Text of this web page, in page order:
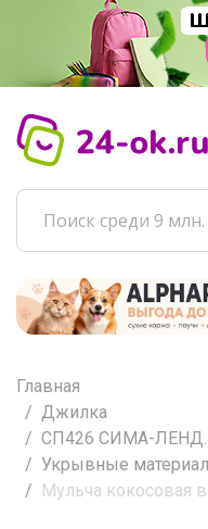
Главная
Джилка
СП426 СИМА-ЛЕНД.
Укрывные
Мульча кокосовая в